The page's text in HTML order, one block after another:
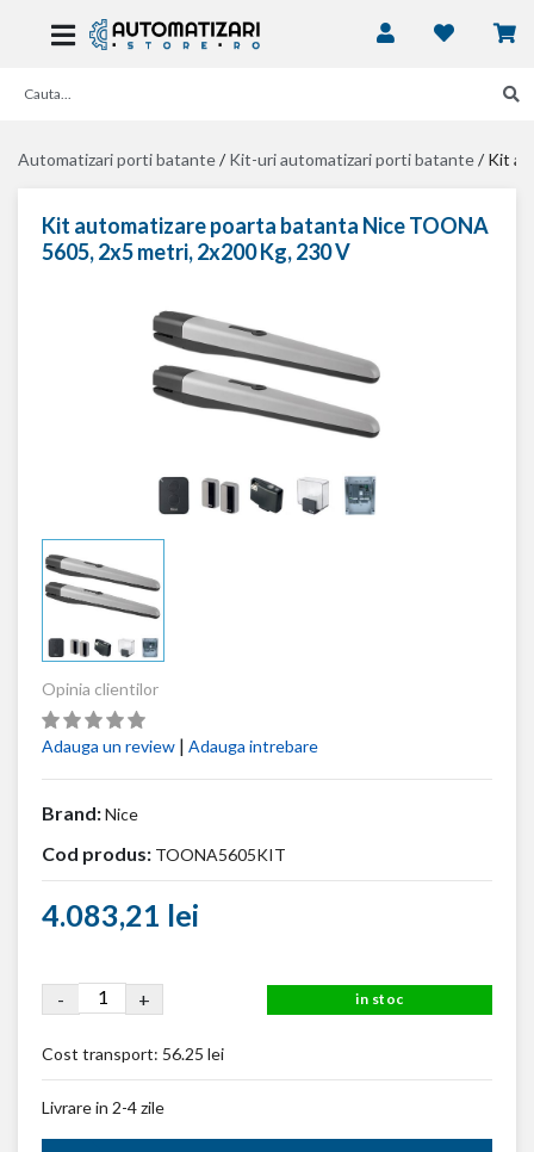
Automatizari porti batante/Kit-uri automatizari porti batante/Kit
Kit automatizare poarta batanta Nice TOONA
5605, 2x5 metri, 2x200 Kg, 230 V
Opinia clientilor
Adauga un review | Adauga intrebare
Brand:Nice
Cod produs: TOONA5605KIT
4.083,21 lei
- + in stoc
Cost transport: 56.25 lei
Livrare in 2-4 zile